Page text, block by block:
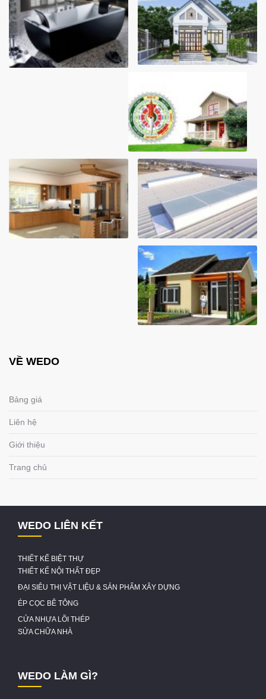
VỀ WEDO
Bảng giá
Liên hệ
Giới thiệu
Trang chủ
WEDO LIÊN KẾT
THIẾT KẾ BIỆT THỰ
THIẾT KẾ NỘI THẤT ĐẸP
ĐẠI SIÊU THỊ VẬT LIỆU & SẢN PHẨM XÂY DỰNG
ÉP CỌC BÊ TÔNG
CỬA NHỰA LÕI THÉP
SỬA CHỮA NHÀ
WEDO LÀM GÌ?